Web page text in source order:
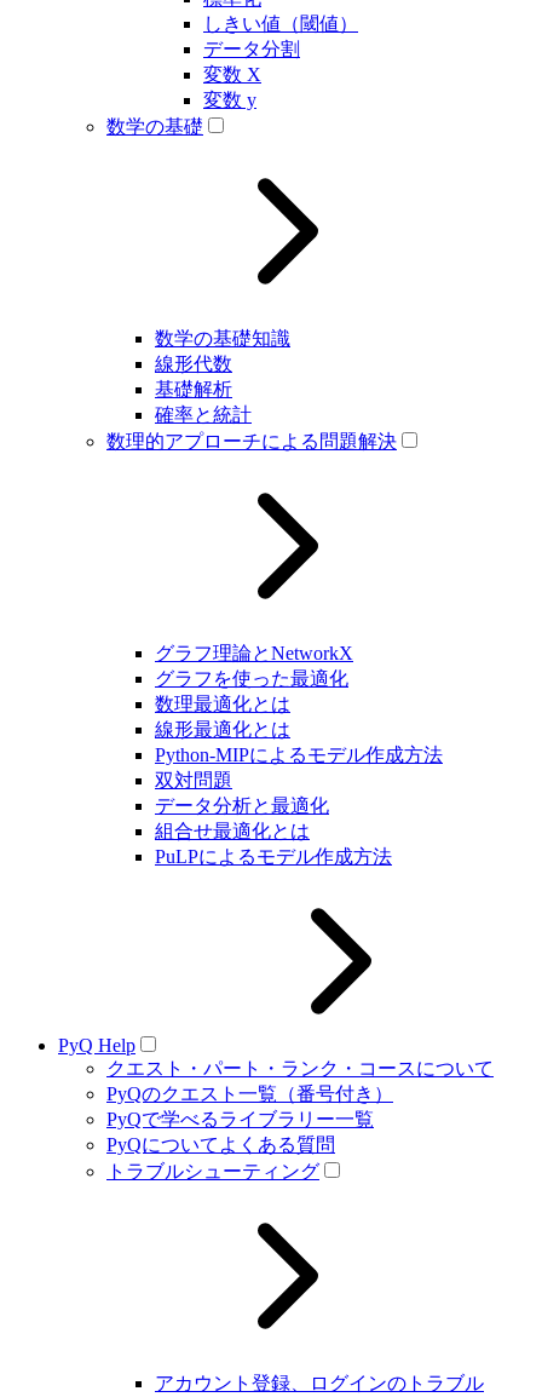
しきい値（閾値）
データ分割
変数 X
変数 y
数学の基礎
数学の基礎知識
線形代数
基礎解析
確率と統計
数理的アプローチによる問題解決
グラフ理論とNetworkX
グラフを使った最適化
数理最適化とは
線形最適化とは
Python-MIPによるモデル作成方法
双対問題
データ分析と最適化
組合せ最適化とは
PuLPによるモデル作成方法
PyQ Help
クエスト・パート・ランク・コースについて
PyQのクエスト一覧（番号付き）
PyQで学べるライブラリー一覧
PyQについてよくある質問
トラブルシューティング
アカウント登録、ログインのトラブル